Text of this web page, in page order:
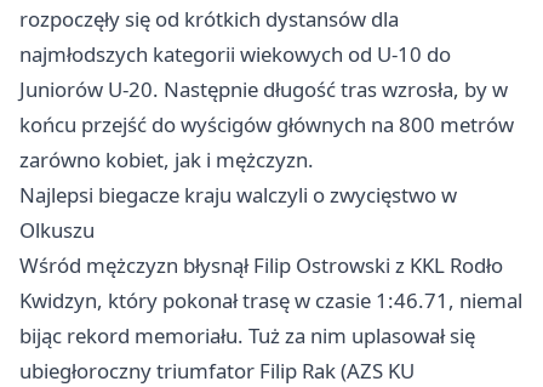
rozpoczęły się od krótkich dystansów dla
najmłodszych kategorii wiekowych od U-10 do
Juniorów U-20. Następnie długość tras wzrosła, by w
końcu przejść do wyścigów głównych na 800 metrów
zarówno kobiet, jak i mężczyzn.
Najlepsi biegacze kraju walczyli o zwycięstwo w
Olkuszu
Wśród mężczyzn błysnął Filip Ostrowski z KKL Rodło
Kwidzyn, który pokonał trasę w czasie 1:46.71, niemal
bijąc rekord memoriału. Tuż za nim uplasował się
ubiegłoroczny triumfator Filip Rak (AZS KU